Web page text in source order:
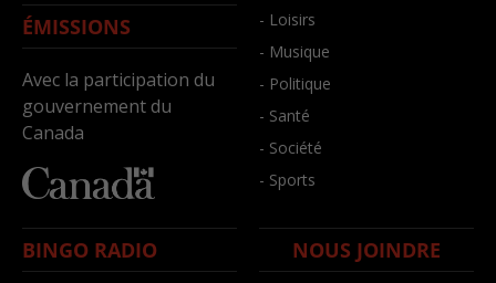
ÉMISSIONS
Avec la participation du
gouvernement du
Canada
- Loisirs
- Musique
- Politique
- Santé
- Société
- Sports
BINGO RADIO NOUS JOINDRE